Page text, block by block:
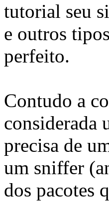
tutorial seu
e outros
perfeito.
Contudo a
considerada
precisa de
um sniffer
dos pacotes